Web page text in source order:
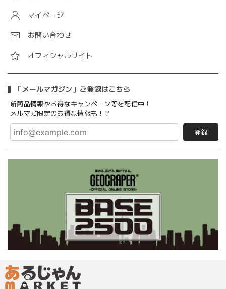
マイページ
お問い合わせ
オフィシャルサイト
「メールマガジン」ご登録はこちら
新商品情報やお得なキャンペーン等を配信中！
メルマガ限定のお得な情報も！？
登録